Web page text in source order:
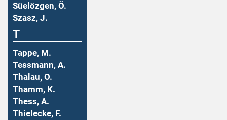
Süelözgen, Ö.
Szasz, J.
T
Tappe, M.
Tessmann, A.
Thalau, O.
Thamm, K.
Thess, A.
Thielecke, F.